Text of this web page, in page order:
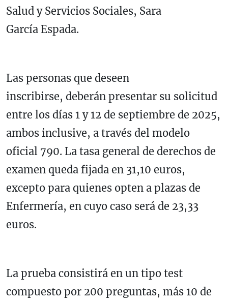
Salud y Servicios Sociales, Sara
García Espada.
Las personas que deseen
inscribirse, deberán presentar su solicitud
entre los días 1 y 12 de septiembre de 2025,
ambos inclusive, a través del modelo
oficial 790. La tasa general de derechos de
examen queda fijada en 31,10 euros,
excepto para quienes opten a plazas de
Enfermería, en cuyo caso será de 23,33
euros.
La prueba consistirá en un tipo test
compuesto por 200 preguntas, más 10 de